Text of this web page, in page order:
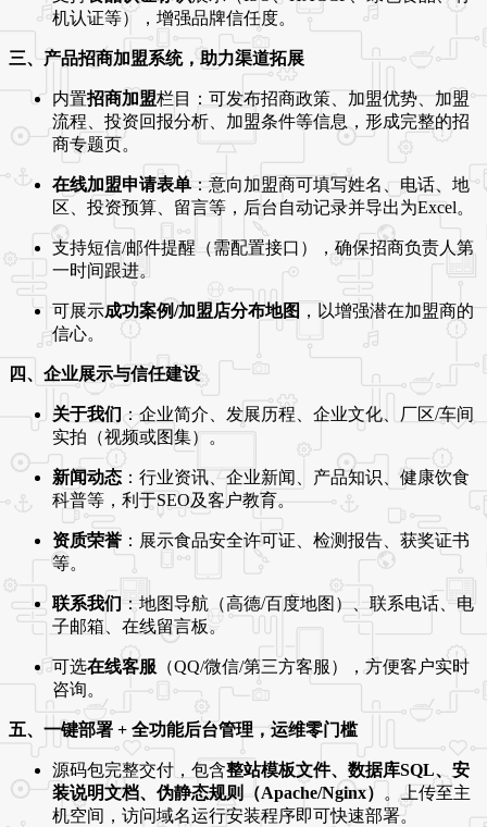
机认证等），增强品牌信任度。
三、产品招商加盟系统，助力渠道拓展
内置招商加盟栏目：可发布招商政策、加盟优势、加盟
流程、投资回报分析、加盟条件等信息，形成完整的招
商专题页。
在线加盟申请表单：意向加盟商可填写姓名、电话、地
区、投资预算、留言等，后台自动记录并导出为Excel。
支持短信/邮件提醒（需配置接口），确保招商负责人第
一时间跟进。
可展示成功案例/加盟店分布地图 ，以增强潜在加盟商的
信心。
四、企业展示与信任建设
关于我们：企业简介、发展历程、企业文化、厂区/车间
实拍（视频或图集）。
新闻动态 ：行业资讯、企业新闻、产品知识、健康饮食
科普等，利于SEO及客户教育。
资质荣誉 ：展示食品安全许可证、检测报告、获奖证书
等。
联系我们：地图导航（高德/百度地图）、联系电话、电
子邮箱、在线留言板。
可选在线客服 （QQ/微信/第三方客服），方便客户实时
咨询。
五、一键部署 + 全功能后台管理，运维零门槛
源码包完整交付，包含整站模板文件、数据库SQL、安
装说明文档、伪静态规则（Apache/Nginx） 。上传至主
机空间，访问域名运行安装程序即可快速部署。